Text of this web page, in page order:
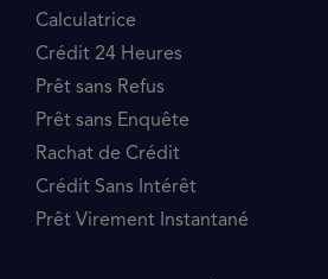
Calculatrice
Crédit 24 Heures
Prêt sans Refus
Prêt sans Enquête
Rachat de Crédit
Crédit Sans Intérêt
Prêt Virement Instantané